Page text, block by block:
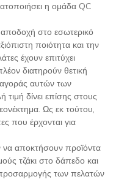
η ομάδα QC
στο εσωτερικό
ποιότητα και την
έχουν επιτύχει
διατηρούν θετική
αγοράς αυτών των
δίνει επίσης στους
Ως εκ τούτου,
που έρχονται για
αποκτήσουν προϊόντα
τζάκι στο δάπεδο και
προσαρμογής των πελατών